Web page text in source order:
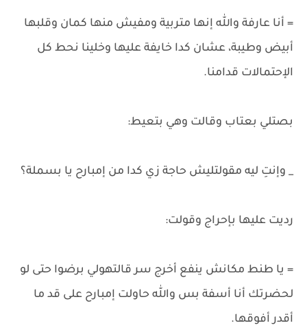
= أنا عارفة والله إنها متربية ومفيش منها كمان وقلبها
أبيض وطيبة، عشان كدا خايفة عليها وخلينا نحط كل
الإحتمالات قدامنا.
بصتلي بعتاب وقالت وهي بتعيط:
_ وإنتِ ليه مقولتليش حاجة زي كدا من إمبارح يا بسملة؟
رديت عليها بإحراج وقولت:
= يا طنط مكانش ينفع أخرج سر قالتهولي برضوا حتى لو
لحضرتك أنا أسفة بس والله حاولت إمبارح على قد ما
أقدر أفوقها.